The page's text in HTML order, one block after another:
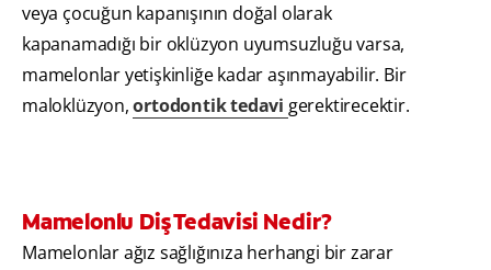
veya çocuğun kapanışının doğal olarak
kapanamadığı bir oklüzyon uyumsuzluğu varsa,
mamelonlar yetişkinliğe kadar aşınmayabilir. Bir
maloklüzyon,ortodontik tedavi gerektirecektir.
Mamelonlu Diş Tedavisi Nedir?
Mamelonlar ağız sağlığınıza herhangi bir zarar